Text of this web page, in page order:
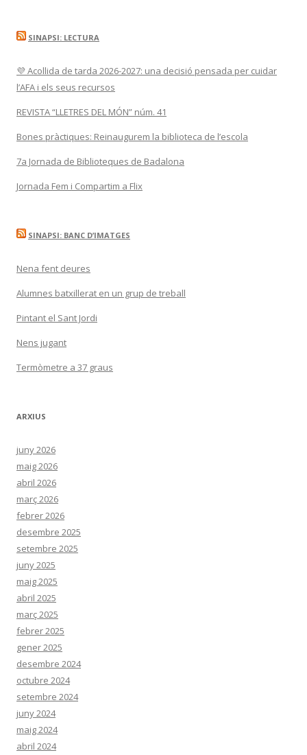
SINAPSI: LECTURA
💜 Acollida de tarda 2026-2027: una decisió pensada per cuidar
l’AFA i els seus recursos
REVISTA “LLETRES DEL MÓN” núm. 41
Bones pràctiques: Reinaugurem la biblioteca de l’escola
7a Jornada de Biblioteques de Badalona
Jornada Fem i Compartim a Flix
SINAPSI: BANC D’IMATGES
Nena fent deures
Alumnes batxillerat en un grup de treball
Pintant el Sant Jordi
Nens jugant
Termòmetre a 37 graus
ARXIUS
juny 2026
maig 2026
abril 2026
març 2026
febrer 2026
desembre 2025
setembre 2025
juny 2025
maig 2025
abril 2025
març 2025
febrer 2025
gener 2025
desembre 2024
octubre 2024
setembre 2024
juny 2024
maig 2024
abril 2024